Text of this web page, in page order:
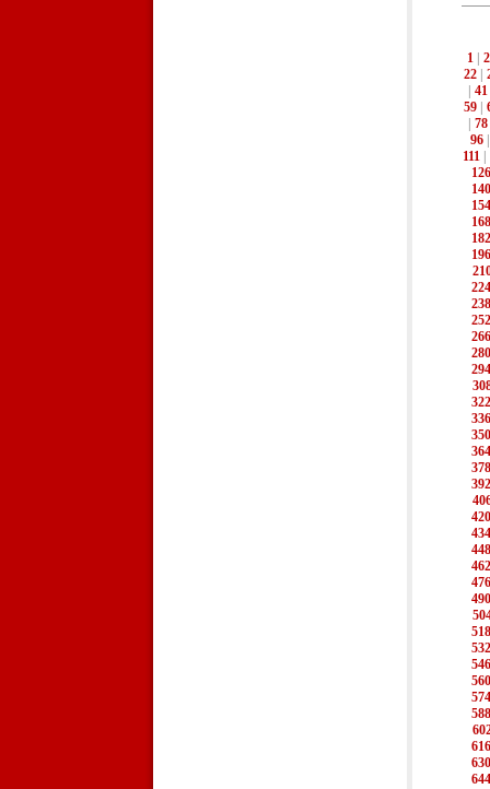
1
2
22|
41
59|
78
96
111|
126
140
154
168
182
196
224
238
252
266
280
294
322
336
350
364
378
392
420
434
448
462
476
490
518
532
546
560
574
588
616
630
644